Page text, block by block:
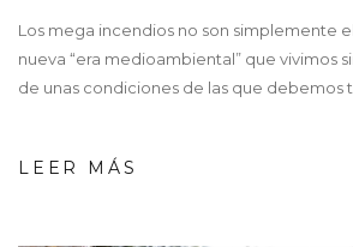
Los mega incendios no son simplemente
nueva “era medioambiental” que vivimos
de unas condiciones de las que debemos
LEER MÁS